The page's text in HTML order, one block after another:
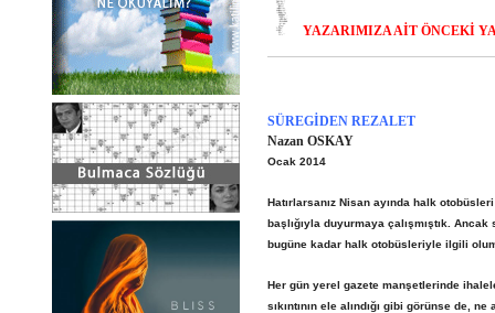
YAZARIMIZA AİT ÖNCEKİ
SÜREGİDEN REZALET
Nazan OSKAY
Ocak 2014
Hatırlarsanız Nisan ayında halk
başlığıyla duyurmaya çalışmıştık.
bugüne kadar halk otobüsleriyle ilgili
Her gün yerel gazete manşetlerinde
sıkıntının ele alındığı gibi görünse de,